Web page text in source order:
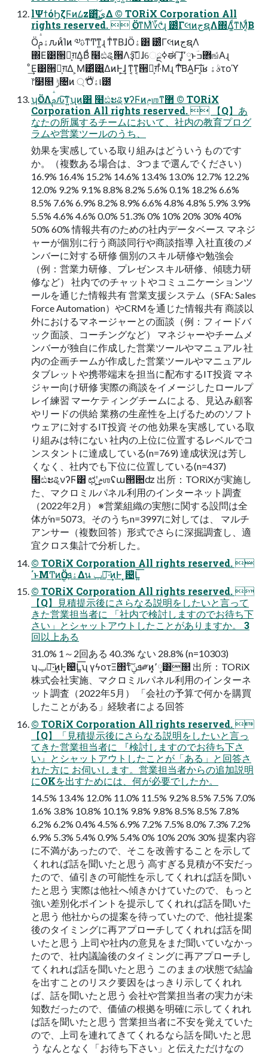
lΨϯόϦζϜͷ᠘z͸͜͏ͯ͠ى͜Δ © TORiX Corporation All
rights reserved.  ӦۀͳΜͯ؆୯ͩɻ ౰ͨΓલͷجຊΛ΍Δ͚ͩͳΜ͔ͩΒ
ӦۀࢧԉͷͨΊͷ ༧ࢉͳͲͳ͍ɻ ͳͥͳΒɺӦۀ͸ ౰ͨΓલͷجຊΛ
΍Ε͹੒Ռ͕ग़Δ͔Βͩ ໨ඪୡ੒Λҙࣝ͠ɺେྔߦಈ ͠ɺ͓٬༷ͱؔ܎ߏஙͤΑɻ
ͦ͏͢Ε͹੒Ռ͕ग़Δ ͕Μ͹ͬͯ͸͍ΔͷͰ͕͢ɺ ͳ͔ͳ͔੒Ռ͕ग़·ͤΜɻ Ͳ͏ͨ͠ΒΑ͍Ͱ͠ΐ͏͔ʁ ࣄۀτοϓ
෦໳௕ ݱ৔ͷ ্࢘ Ӧۀ୲౰
ʮӦۀΛࢧԉ͠ͳ͍ʯͷ͸ ໨ඪະୡνʔϜͷݦஶͳ܏޲ © TORiX
Corporation All rights reserved.  【Q】あ
なたの所属するチームにおいて、社内の教育プログ
ラムや営業ツールのうち、
効果を実感している取り組みはどういうものです
か。（複数ある場合は、3つまで選んでください）
16.9% 16.4% 15.2% 14.6% 13.4% 13.0% 12.7% 12.2%
12.0% 9.2% 9.1% 8.8% 8.2% 5.6% 0.1% 18.2% 6.6%
8.5% 7.6% 6.9% 8.2% 8.9% 6.6% 4.8% 4.8% 5.9% 3.9%
5.5% 4.6% 4.6% 0.0% 51.3% 0% 10% 20% 30% 40%
50% 60% 情報共有のための社内データベース マネジ
ャーが個別に行う商談同行や商談指導 入社直後のメ
ンバーに対する研修 個別のスキル研修や勉強会
（例：営業力研修、プレゼンスキル研修、傾聴力研
修など） 社内でのチャットやコミュニケーションツ
ールを通じた情報共有 営業支援システム（SFA: Sales
Force Automation）やCRMを通じた情報共有 商談以
外におけるマネージャーとの面談（例：フィードバ
ック面談、コーチングなど） マネジャーやチームメ
ンバーが独自に作成した営業ツールやマニュアル 社
内の企画チームが作成した営業ツールやマニュアル
タブレットや携帯端末を担当に配布するIT投資 マネ
ジャー向け研修 実際の商談をイメージしたロールプ
レイ練習 マーケティングチームによる、見込み顧客
やリードの供給 業務の生産性を上げるためのソフト
ウェアに対するIT投資 その他 効果を実感している取
り組みは特にない 社内の上位に位置するレベルでコ
ンスタントに達成している(n=769) 達成状況は芳し
くなく、社内でも下位に位置している(n=437)
໨ඪະୡνʔϜ͸ ಛʹ͕͜͜ݦஶʢա൒਺ʣ 出所：TORiXが実施し
た、マクロミルパネル利用のインターネット調査
（2022年2月） ※営業組織の実態に関する設問は全
体がn=5073。そのうちn=3997に対しては、 マルチ
アンサー（複数回答）形式でさらに深掘調査し、適
宜クロス集計で分析した。
© TORiX Corporation All rights reserved. 
΄ͱΜͲͷӦۀ͕ܦݧ͢Δน ݕ౼͠·͢ͷͰ ͓଴ͪԼ͍͞
© TORiX Corporation All rights reserved. 
【Q】見積提示後にさらなる説明をしたいと言って
きた営業担当者に 「社内で検討しますのでお待ち下
さい」とシャットアウトしたことがありますか。 3
回以上ある
31.0% 1～2回ある 40.3% ない 28.8% (n=10303)
ʮݕ౼͠·͢ͷͰ͓଴ͪԼ͍͞ʯ γϟοτΞ΢τͨ͠ܦݧ༗ͷ͓٬༷͸ׂ௒ 出所：TORiX
株式会社実施、マクロミルパネル利⽤のインターネ
ット調査（2022年5⽉） 「会社の予算で何かを購買
したことがある」経験者による回答
© TORiX Corporation All rights reserved. 
【Q】「見積提示後にさらなる説明をしたいと言っ
てきた営業担当者に 『検討しますのでお待ち下さ
い』とシャットアウトしたことが「ある」と回答さ
れた方に お伺いします。営業担当者からの追加説明
にOKを出すためには、何が必要でしたか。
14.5% 13.4% 12.0% 11.0% 11.5% 9.2% 8.5% 7.5% 7.0%
1.6% 3.8% 10.8% 10.1% 9.8% 9.8% 8.5% 8.5% 7.8%
6.2% 6.2% 0.4% 4.5% 6.9% 7.2% 7.5% 8.0% 7.3% 7.2%
6.9% 5.3% 5.4% 0.9% 5.4% 0% 10% 20% 30% 提案内容
に不満があったので、そこを改善することを示して
くれれば話を聞いたと思う 高すぎる見積が不安だっ
たので、値引きの可能性を示してくれれば話を聞い
たと思う 実際は他社へ傾きかけていたので、もっと
強い差別化ポイントを提示してくれれば話を聞いた
と思う 他社からの提案を待っていたので、他社提案
後のタイミングに再アプローチしてくれれば話を聞
いたと思う 上司や社内の意見をまだ聞いていなかっ
たので、社内議論後のタイミングに再アプローチし
てくれれば話を聞いたと思う このままの状態で結論
を出すことのリスク要因をはっきり示してくれれ
ば、話を聞いたと思う 会社や営業担当者の実力が未
知数だったので、価値の根拠を明確に示してくれれ
ば話を聞いたと思う 営業担当者に不安を覚えていた
ので、上司を連れてきてくれるなら話を聞いたと思
う なんとなく「お待ち下さい」と伝えただけなの